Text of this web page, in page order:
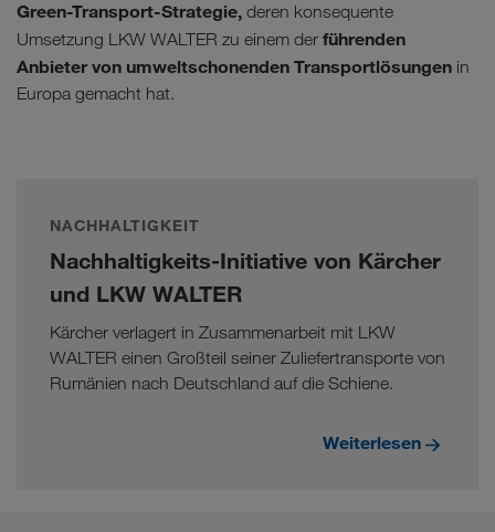
Green-Transport-Strategie, deren konsequente
Umsetzung LKW WALTER zu einem der führenden
Anbieter von umweltschonenden Transportlösungen in
Europa gemacht hat.
NACHHALTIGKEIT
Nachhaltigkeits-Initiative von Kärcher
und LKW WALTER
Kärcher verlagert in Zusammenarbeit mit LKW
WALTER einen Großteil seiner Zuliefertransporte von
Rumänien nach Deutschland auf die Schiene.
Weiterlesen